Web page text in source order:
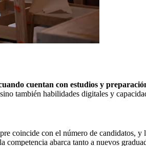
cuentan con estudios y
también habilidades digitales y
coincide con el número de candidatos,
competencia abarca tanto a nuevos